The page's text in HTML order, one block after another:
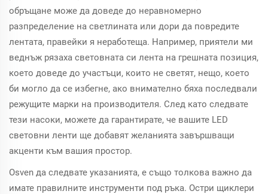
обръщане може да доведе до неравномерно
разпределение на светлината или дори да повредите
лентата, правейки я неработеща. Например, приятели ми
веднъж рязаха световната си лента на грешната позиция,
което доведе до участъци, които не светят, нещо, което
би могло да се избегне, ако внимателно бяха последвали
режущите марки на производителя. След като следвате
тези насоки, можете да гарантирате, че вашите LED
световни ленти ще добавят желанията завършващи
акценти към вашия простор.
Osven да следвате указанията, е също толкова важно да
имате правилните инструменти под ръка. Остри щиклери